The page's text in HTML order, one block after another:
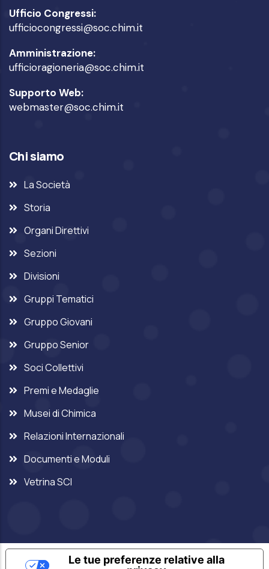
Ufficio Congressi:
ufficiocongressi@soc.chim.it
Amministrazione:
ufficioragioneria@soc.chim.it
Supporto Web:
webmaster@soc.chim.it
Chi siamo
La Società
Storia
Organi Direttivi
Sezioni
Divisioni
Gruppi Tematici
Gruppo Giovani
Gruppo Senior
Soci Collettivi
Premi e Medaglie
Musei di Chimica
Relazioni Internazionali
Documenti e Moduli
Vetrina SCI
Le tue preferenze relative alla